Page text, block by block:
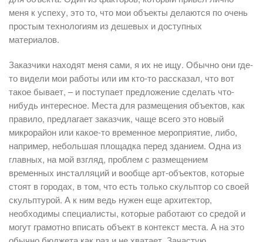
меня к успеху, это то, что мои объекты делаются по очень
простым технологиям из дешевых и доступных
материалов.
Заказчики находят меня сами, я их не ищу. Обычно они где-
то видели мои работы или им кто-то рассказал, что вот
такое бывает, – и поступает предложение сделать что-
нибудь интересное. Места для размещения объектов, как
правило, предлагает заказчик, чаще всего это новый
микрорайон или какое-то временное мероприятие, либо,
например, небольшая площадка перед зданием. Одна из
главных, на мой взгляд, проблем с размещением
временных инсталляций и вообще арт-объектов, которые
стоят в городах, в том, что есть только скульптор со своей
скульптурой. А к ним ведь нужен еще архитектор,
необходимы специалисты, которые работают со средой и
могут грамотно вписать объект в контекст места. А на это